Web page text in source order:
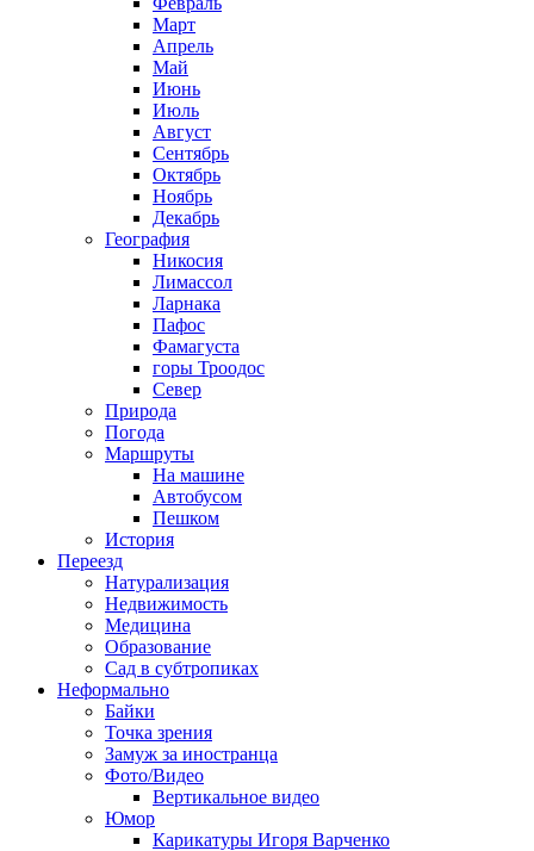
Март
Апрель
Май
Июнь
Июль
Август
Сентябрь
Октябрь
Ноябрь
Декабрь
География
Никосия
Лимассол
Ларнака
Пафос
Фамагуста
горы Троодос
Север
Природа
Погода
Маршруты
На машине
Автобусом
Пешком
История
Переезд
Натурализация
Недвижимость
Медицина
Образование
Сад в субтропиках
Неформально
Байки
Точка зрения
Замуж за иностранца
Фото/Видео
Вертикальное видео
Юмор
Карикатуры Игоря Варченко